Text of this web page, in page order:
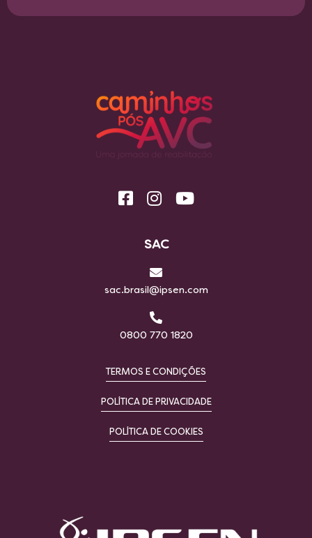
SAC
sac.brasil@ipsen.com
0800 770 1820
TERMOS E CONDIÇÕES
POLÍTICA DE PRIVACIDADE
POLÍTICA DE COOKIES